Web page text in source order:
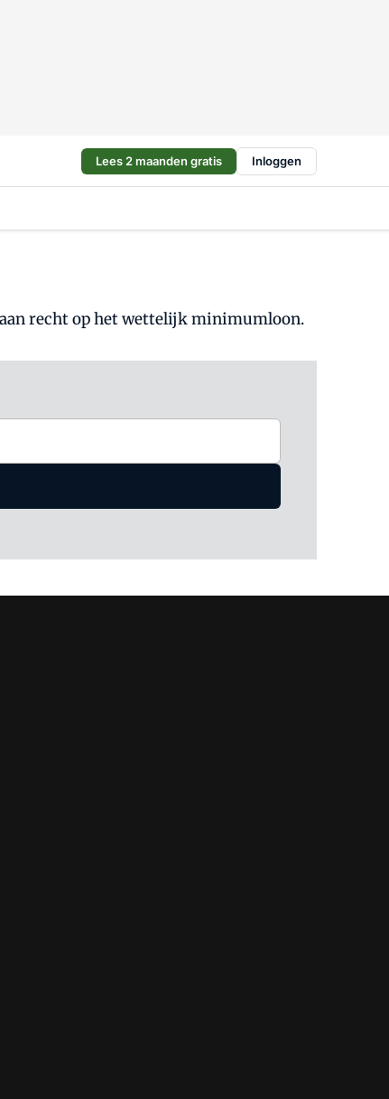
Lees 2 maanden gratis Inloggen
recht op het wettelijk minimumloon.